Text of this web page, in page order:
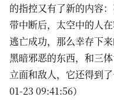
的指控又有了新的内容
带中断后，太空中的人
逃亡成功，那么幸存下
黑暗邪恶的东西，和三
立面和敌人，它还得到
01-23 09:41:56）